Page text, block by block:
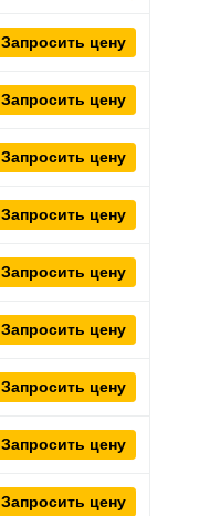
Запросить цену
Запросить цену
Запросить цену
Запросить цену
Запросить цену
Запросить цену
Запросить цену
Запросить цену
Запросить цену